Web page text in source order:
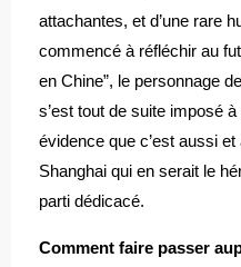
attachantes, et d’une rare
commencé à réfléchir au
en Chine”, le personnage
s’est tout de suite imposé
évidence que c’est aussi
Shanghai qui en serait le
parti dédicacé.
Comment faire passer